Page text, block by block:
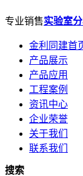
专业销售实验室
金利同建首
产品展示
产品应用
工程案例
资讯中心
企业荣誉
关于我们
联系我们
搜索